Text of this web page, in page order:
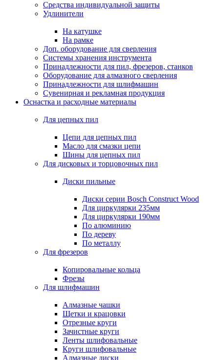
Средства индивидуальной защиты
Удлинители
На катушке
На рамке
Доп. оборудование для сверления
Системы хранения инструмента
Принадлежности для пил, фрезеров, станков
Оборудование для алмазного сверления
Принадлежности для шлифмашин
Сувенирная и рекламная продукция
Оснастка и расходные материалы
Для цепных пил
Цепи для цепных пил
Масло для смазки цепи
Шины для цепных пил
Для дисковых и торцовочных пил
Диски пильные
Диски серии Bosch Construct Wood
Для циркулярки 235мм
Для циркулярки 190мм
По алюминию
По дереву
По металлу
Для фрезеров
Копировальные кольца
Фрезы
Для шлифмашин
Алмазные чашки
Щетки и крацовки
Отрезные круги
Зачистные круги
Ленты шлифовальные
Круги шлифовальные
Алмазные диски